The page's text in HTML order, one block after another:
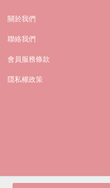
關於我們
聯絡我們
會員服務條款
隱私權政策